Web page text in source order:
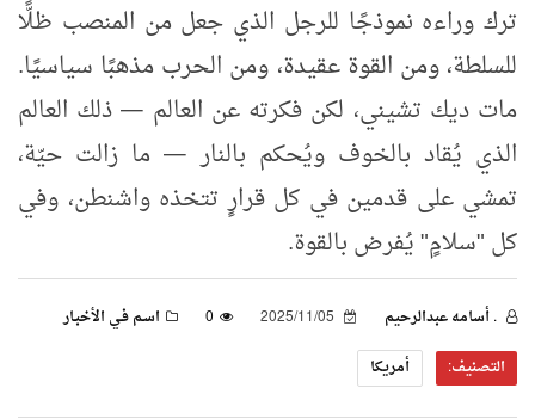
ترك وراءه نموذجًا للرجل الذي جعل من المنصب ظلًّا
للسلطة، ومن القوة عقيدة، ومن الحرب مذهبًا سياسيًا.
مات ديك تشيني، لكن فكرته عن العالم —ذلك العالم
الذي يُقاد بالخوف ويُحكم بالنار —ما زالت حيّة،
تمشي على قدمين في كل قرارٍ تتخذه واشنطن، وفي
كل "سلامٍ" يُفرض بالقوة.
. أسامه عبدالرحيم 0
اسـم فـي الأخبـار
التصنيف:
أمريكا